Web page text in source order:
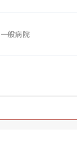
般病院